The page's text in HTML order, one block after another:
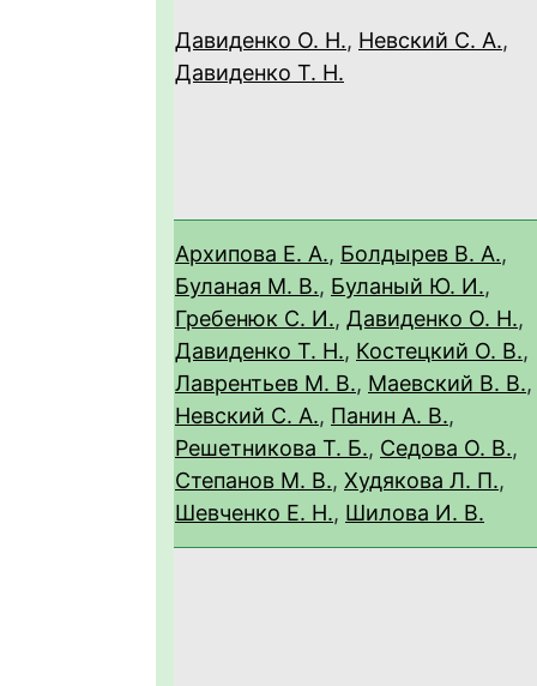
Давиденко О. Н., Невский С. А.,
Давиденко Т. Н.
Архипова Е. А., Болдырев В. А.,
Буланая М. В., Буланый Ю. И.,
Гребенюк С. И., Давиденко О. Н.,
Давиденко Т. Н., Костецкий О. В.,
Лаврентьев М. В., Маевский В. В.,
Невский С. А., Панин А. В.,
Решетникова Т. Б., Седова О. В.,
Степанов М. В., Худякова Л. П.,
Шевченко Е. Н., Шилова И. В.